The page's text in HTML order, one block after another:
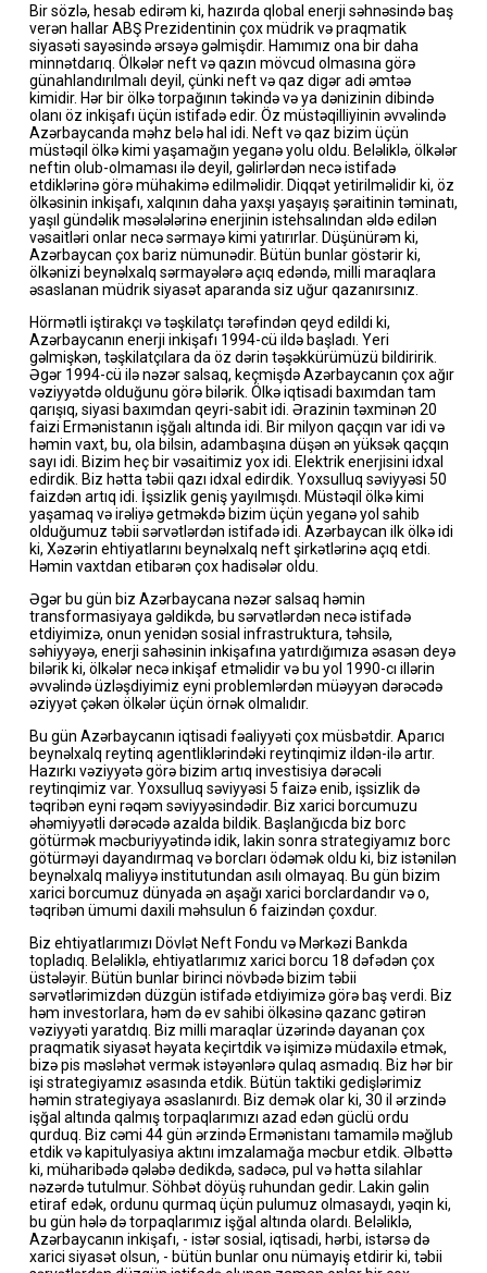
Bir sözlə, hesab edirəm ki, hazırda qlobal enerji səhnəsində baş
verən hallar ABŞ Prezidentinin çox müdrik və praqmatik
siyasəti sayəsində ərsəyə gəlmişdir. Hamımız ona bir daha
minnətdarıq. Ölkələr neft və qazın mövcud olmasına görə
günahlandırılmalı deyil, çünki neft və qaz digər adi əmtəə
kimidir. Hər bir ölkə torpağının təkində və ya dənizinin dibində
olanı öz inkişafı üçün istifadə edir. Öz müstəqilliyinin əvvəlində
Azərbaycanda məhz belə hal idi. Neft və qaz bizim üçün
müstəqil ölkə kimi yaşamağın yeganə yolu oldu. Beləliklə, ölkələr
neftin olub-olmaması ilə deyil, gəlirlərdən necə istifadə
etdiklərinə görə mühakimə edilməlidir. Diqqət yetirilməlidir ki, öz
ölkəsinin inkişafı, xalqının daha yaxşı yaşayış şəraitinin təminatı,
yaşıl gündəlik məsələlərinə enerjinin istehsalından əldə edilən
vəsaitləri onlar necə sərmayə kimi yatırırlar. Düşünürəm ki,
Azərbaycan çox bariz nümunədir. Bütün bunlar göstərir ki,
ölkənizi beynəlxalq sərmayələrə açıq edəndə, milli maraqlara
əsaslanan müdrik siyasət aparanda siz uğur qazanırsınız.
Hörmətli iştirakçı və təşkilatçı tərəfindən qeyd edildi ki,
Azərbaycanın enerji inkişafı 1994-cü ildə başladı. Yeri
gəlmişkən, təşkilatçılara da öz dərin təşəkkürümüzü bildiririk.
Əgər 1994-cü ilə nəzər salsaq, keçmişdə Azərbaycanın çox ağır
vəziyyətdə olduğunu görə bilərik. Ölkə iqtisadi baxımdan tam
qarışıq, siyasi baxımdan qeyri-sabit idi. Ərazinin təxminən 20
faizi Ermənistanın işğalı altında idi. Bir milyon qaçqın var idi və
həmin vaxt, bu, ola bilsin, adambaşına düşən ən yüksək qaçqın
sayı idi. Bizim heç bir vəsaitimiz yox idi. Elektrik enerjisini idxal
edirdik. Biz hətta təbii qazı idxal edirdik. Yoxsulluq səviyyəsi 50
faizdən artıq idi. İşsizlik geniş yayılmışdı. Müstəqil ölkə kimi
yaşamaq və irəliyə getməkdə bizim üçün yeganə yol sahib
olduğumuz təbii sərvətlərdən istifadə idi. Azərbaycan ilk ölkə idi
ki, Xəzərin ehtiyatlarını beynəlxalq neft şirkətlərinə açıq etdi.
Həmin vaxtdan etibarən çox hadisələr oldu.
Əgər bu gün biz Azərbaycana nəzər salsaq həmin
transformasiyaya gəldikdə, bu sərvətlərdən necə istifadə
etdiyimizə, onun yenidən sosial infrastruktura, təhsilə,
səhiyyəyə, enerji sahəsinin inkişafına yatırdığımıza əsasən deyə
bilərik ki, ölkələr necə inkişaf etməlidir və bu yol 1990-cı illərin
əvvəlində üzləşdiyimiz eyni problemlərdən müəyyən dərəcədə
əziyyət çəkən ölkələr üçün örnək olmalıdır.
Bu gün Azərbaycanın iqtisadi fəaliyyəti çox müsbətdir. Aparıcı
beynəlxalq reytinq agentliklərindəki reytinqimiz ildən-ilə artır.
Hazırkı vəziyyətə görə bizim artıq investisiya dərəcəli
reytinqimiz var. Yoxsulluq səviyyəsi 5 faizə enib, işsizlik də
təqribən eyni rəqəm səviyyəsindədir. Biz xarici borcumuzu
əhəmiyyətli dərəcədə azalda bildik. Başlanğıcda biz borc
götürmək məcburiyyətində idik, lakin sonra strategiyamız borc
götürməyi dayandırmaq və borcları ödəmək oldu ki, biz istənilən
beynəlxalq maliyyə institutundan asılı olmayaq. Bu gün bizim
xarici borcumuz dünyada ən aşağı xarici borclardandır və o,
təqribən ümumi daxili məhsulun 6 faizindən çoxdur.
Biz ehtiyatlarımızı Dövlət Neft Fondu və Mərkəzi Bankda
topladıq. Beləliklə, ehtiyatlarımız xarici borcu 18 dəfədən çox
üstələyir. Bütün bunlar birinci növbədə bizim təbii
sərvətlərimizdən düzgün istifadə etdiyimizə görə baş verdi. Biz
həm investorlara, həm də ev sahibi ölkəsinə qazanc gətirən
vəziyyəti yaratdıq. Biz milli maraqlar üzərində dayanan çox
praqmatik siyasət həyata keçirtdik və işimizə müdaxilə etmək,
bizə pis məsləhət vermək istəyənlərə qulaq asmadıq. Biz hər bir
işi strategiyamız əsasında etdik. Bütün taktiki gedişlərimiz
həmin strategiyaya əsaslanırdı. Biz demək olar ki, 30 il ərzində
işğal altında qalmış torpaqlarımızı azad edən güclü ordu
qurduq. Biz cəmi 44 gün ərzində Ermənistanı tamamilə məğlub
etdik və kapitulyasiya aktını imzalamağa məcbur etdik. Əlbəttə
ki, müharibədə qələbə dedikdə, sadəcə, pul və hətta silahlar
nəzərdə tutulmur. Söhbət döyüş ruhundan gedir. Lakin gəlin
etiraf edək, ordunu qurmaq üçün pulumuz olmasaydı, yəqin ki,
bu gün hələ də torpaqlarımız işğal altında olardı. Beləliklə,
Azərbaycanın inkişafı, - istər sosial, iqtisadi, hərbi, istərsə də
xarici siyasət olsun, - bütün bunlar onu nümayiş etdirir ki, təbii